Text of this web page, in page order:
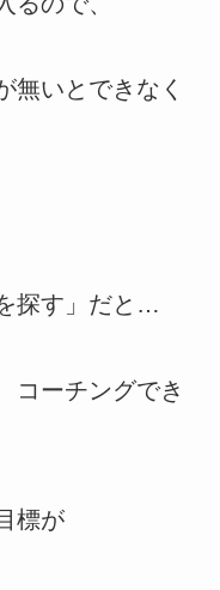
無いとできなく
探す」だと…
コーチングでき
標が